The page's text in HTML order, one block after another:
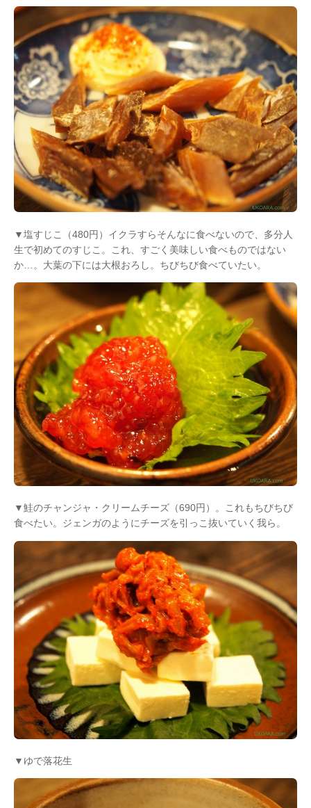
▼塩すじこ（480円）イクラすらそんなに食べないので、多分人
生で初めてのすじこ。これ、すごく美味しい食べものではない
か…。大葉の下には大根おろし。ちびちび食べていたい。
▼鮭のチャンジャ・クリームチーズ（690円）。これもちびちび
食べたい。ジェンガのようにチーズを引っこ抜いていく我ら。
▼ゆで落花生